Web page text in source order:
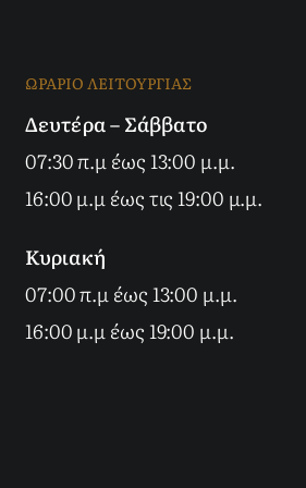
ΩΡΑΡΙΟ ΛΕΙΤΟΥΡΓΙΑΣ
Δευτέρα – Σάββατο
07:30 π.μ έως 13:00 μ.μ.
16:00 μ.μ έως τις 19:00 μ.μ.
Κυριακή
07:00 π.μ έως 13:00 μ.μ.
16:00 μ.μ έως 19:00 μ.μ.